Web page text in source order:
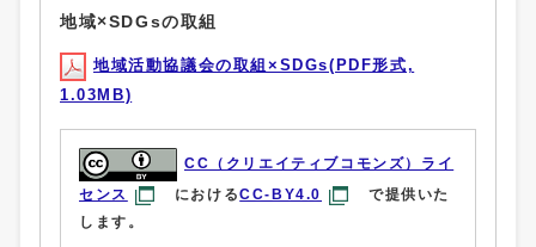
地域×SDGsの取組
地域活動協議会の取組×SDGs(PDF形式,
1.03MB)
CC（クリエイティブコモンズ）ライ
センス
におけるCC-BY4.0
で提供いた
します。